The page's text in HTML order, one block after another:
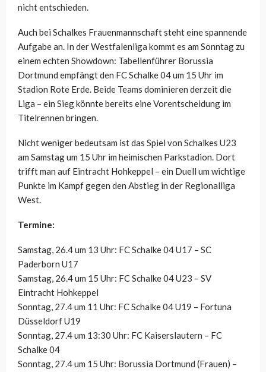
nicht entschieden.
Auch bei Schalkes Frauenmannschaft steht eine spannende
Aufgabe an. In der Westfalenliga kommt es am Sonntag zu
einem echten Showdown: Tabellenführer Borussia
Dortmund empfängt den FC Schalke 04 um 15 Uhr im
Stadion Rote Erde. Beide Teams dominieren derzeit die
Liga – ein Sieg könnte bereits eine Vorentscheidung im
Titelrennen bringen.
Nicht weniger bedeutsam ist das Spiel von Schalkes U23
am Samstag um 15 Uhr im heimischen Parkstadion. Dort
trifft man auf Eintracht Hohkeppel – ein Duell um wichtige
Punkte im Kampf gegen den Abstieg in der Regionalliga
West.
Termine:
Samstag, 26.4 um 13 Uhr: FC Schalke 04 U17 – SC
Paderborn U17
Samstag, 26.4 um 15 Uhr: FC Schalke 04 U23 – SV
Eintracht Hohkeppel
Sonntag, 27.4 um 11 Uhr: FC Schalke 04 U19 – Fortuna
Düsseldorf U19
Sonntag, 27.4 um 13:30 Uhr: FC Kaiserslautern – FC
Schalke 04
Sonntag, 27.4 um 15 Uhr: Borussia Dortmund (Frauen) –